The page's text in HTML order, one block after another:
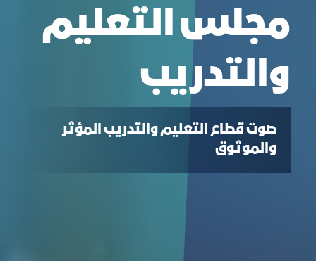
مجلس التعليم
والتدريب
صوت قطاع التعليم والتدريب المؤثر
والموثوق